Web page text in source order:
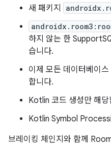
새 패키지
하지 않는 한
습니다.
이제 모든 데이터베이
합니다.
Kotlin 코드 생성만 해당
Kotlin Symbol
브레이킹 체인지와 함께